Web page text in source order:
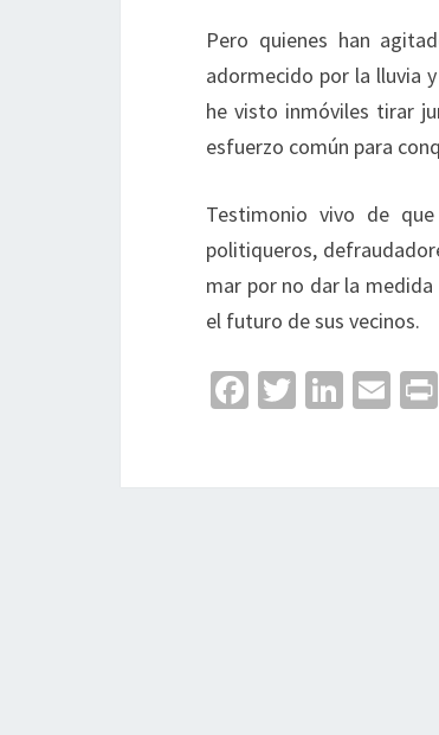
Pero quienes han
adormecido por la lluvia
he visto inmóviles tirar
esfuerzo común para
Testimonio vivo de
politiqueros,
mar por no dar la
el futuro de sus vecinos.
Fa T
Li
E